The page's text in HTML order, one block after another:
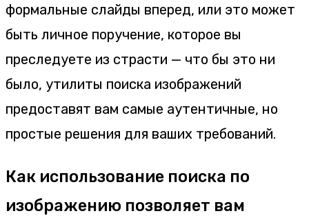
формальные слайды вперед, или это может
быть личное поручение, которое вы
преследуете из страсти — что бы это ни
было, утилиты поиска изображений
предоставят вам самые аутентичные, но
простые решения для ваших требований.
Как использование поиска по
изображению позволяет вам